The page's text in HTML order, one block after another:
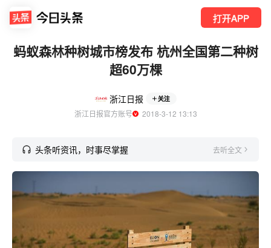
打开APP
蚂蚁森林种树城市榜发布 杭州全国第二种树
超60万棵
浙江日报 关注
浙江日报官方账号
  2018-3-12 13:13
头条听资讯，时事尽掌握 去听全文